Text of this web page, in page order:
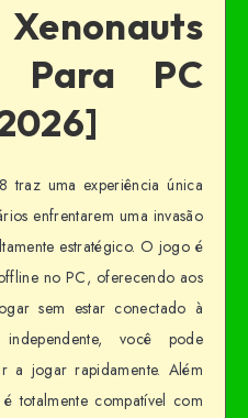
Para PC
traz uma experiência única
enfrentarem uma invasão
estratégico. O jogo é
no PC, oferecendo aos
sem estar conectado à
você pode
a jogar rapidamente. Além
totalmente compatível com